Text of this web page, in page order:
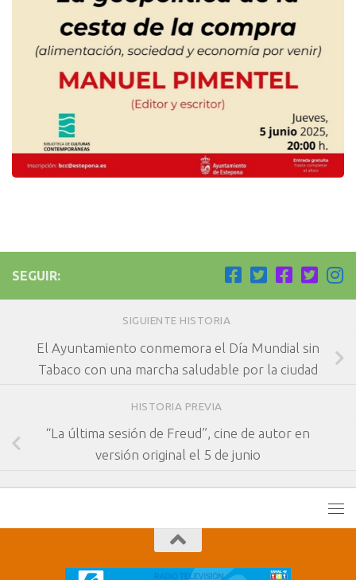
SEGUIR:
SIGUIENTE HISTORIA
El Ayuntamiento conmemora el Día Mundial sin
Tabaco con una marcha saludable por la ciudad
HISTORIA PREVIA
“La última sesión de Freud”, cine de autor en
versión original el 5 de junio